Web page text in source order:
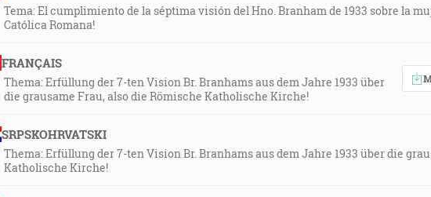
Tema: El cumplimiento de la séptima visión del Hno. Branham de 1933 sobre la
Católica Romana!
FRANÇAIS
Thema: Erfüllung der 7-ten Vision Br. Branhams aus dem Jahre 1933 über
die grausame Frau, also die Römische Katholische Kirche!
SRPSKOHRVATSKI
Thema: Erfüllung der 7-ten Vision Br. Branhams aus dem Jahre 1933 über die
Katholische Kirche!